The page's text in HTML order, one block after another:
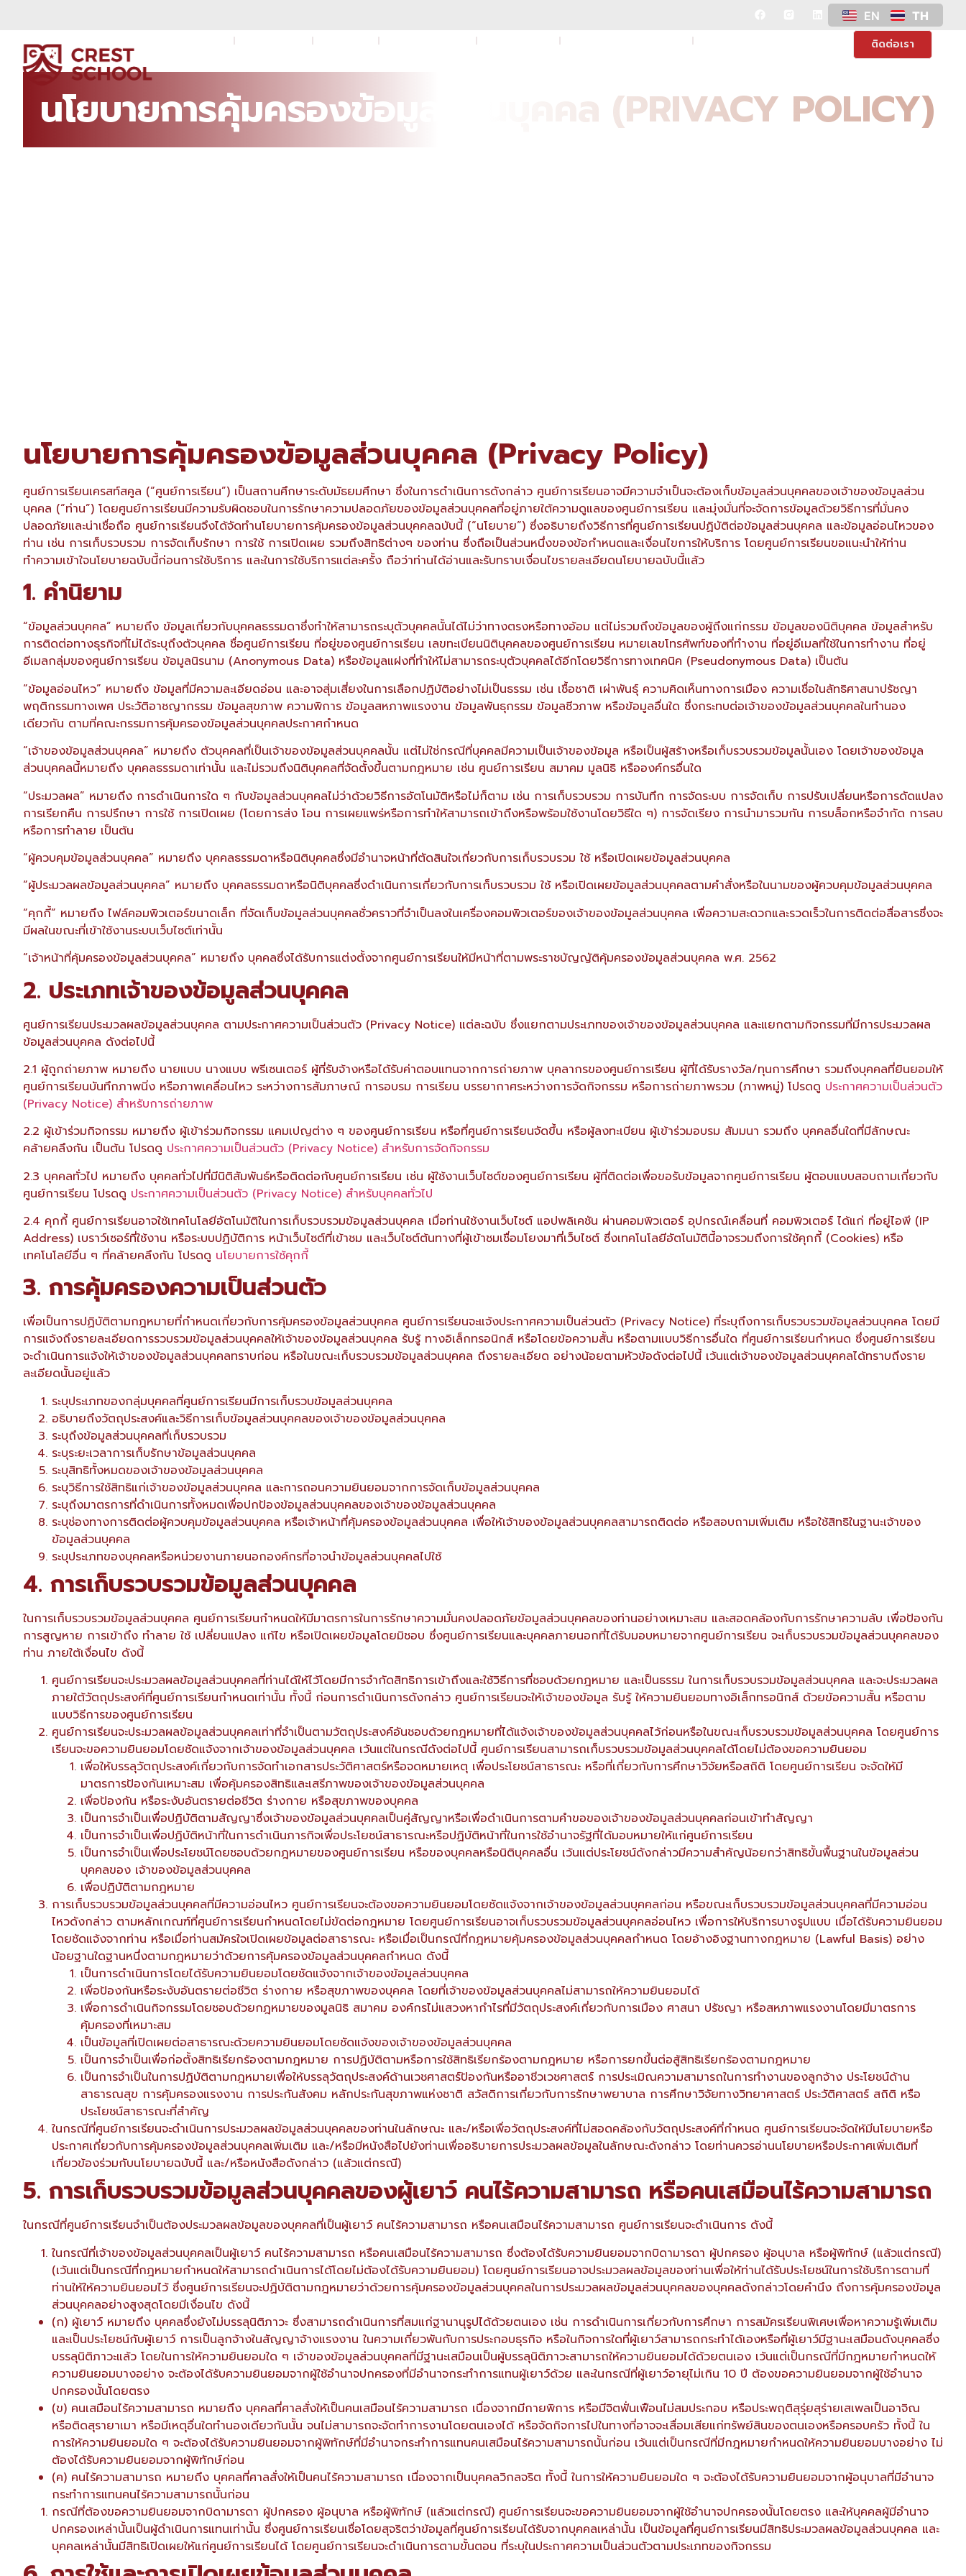
EN TH
ติดต่อเรา
นโยบายการคุ้มครองข้อมูลส่วนบุคคล (PRIVACY POLICY)
นโยบายการคุ้มครองข้อมูลส่วนบุคคล (Privacy Policy)
ศูนย์การเรียนเครสท์สคูล (“ศูนย์การเรียน”) เป็นสถานศึกษาระดับมัธยมศึกษา ซึ่งในการดำเนินการดังกล่าว ศูนย์การเรียนอาจมีความจำเป็นจะต้องเก็บข้อมูลส่วนบุคคลของเจ้าของข้อมูลส่วน
บุคคล (“ท่าน”) โดยศูนย์การเรียนมีความรับผิดชอบในการรักษาความปลอดภัยของข้อมูลส่วนบุคคลที่อยู่ภายใต้ความดูแลของศูนย์การเรียน และมุ่งมั่นที่จะจัดการข้อมูลด้วยวิธีการที่มั่นคง
ปลอดภัยและน่าเชื่อถือ ศูนย์การเรียนจึงได้จัดทำนโยบายการคุ้มครองข้อมูลส่วนบุคคลฉบับนี้ (“นโยบาย”) ซึ่งอธิบายถึงวิธีการที่ศูนย์การเรียนปฏิบัติต่อข้อมูลส่วนบุคคล และข้อมูลอ่อนไหวของ
ท่าน เช่น การเก็บรวบรวม การจัดเก็บรักษา การใช้ การเปิดเผย รวมถึงสิทธิต่างๆ ของท่าน ซึ่งถือเป็นส่วนหนึ่งของข้อกำหนดและเงื่อนไขการให้บริการ โดยศูนย์การเรียนขอแนะนำให้ท่าน
ทำความเข้าใจนโยบายฉบับนี้ก่อนการใช้บริการ และในการใช้บริการแต่ละครั้ง ถือว่าท่านได้อ่านและรับทราบเงื่อนไขรายละเอียดนโยบายฉบับนี้แล้ว
1. คำนิยาม
“ข้อมูลส่วนบุคคล” หมายถึง ข้อมูลเกี่ยวกับบุคคลธรรมดาซึ่งทำให้สามารถระบุตัวบุคคลนั้นได้ไม่ว่าทางตรงหรือทางอ้อม แต่ไม่รวมถึงข้อมูลของผู้ถึงแก่กรรม ข้อมูลของนิติบุคคล ข้อมูลสำหรับ
การติดต่อทางธุรกิจที่ไม่ได้ระบุถึงตัวบุคคล ชื่อศูนย์การเรียน ที่อยู่ของศูนย์การเรียน เลขทะเบียนนิติบุคคลของศูนย์การเรียน หมายเลขโทรศัพท์ของที่ทำงาน ที่อยู่อีเมลที่ใช้ในการทำงาน ที่อยู่
อีเมลกลุ่มของศูนย์การเรียน ข้อมูลนิรนาม (Anonymous Data) หรือข้อมูลแฝงที่ทำให้ไม่สามารถระบุตัวบุคคลได้อีกโดยวิธีการทางเทคนิค (Pseudonymous Data) เป็นต้น
“ข้อมูลอ่อนไหว” หมายถึง ข้อมูลที่มีความละเอียดอ่อน และอาจสุ่มเสี่ยงในการเลือกปฏิบัติอย่างไม่เป็นธรรม เช่น เชื้อชาติ เผ่าพันธุ์ ความคิดเห็นทางการเมือง ความเชื่อในลัทธิศาสนาปรัชญา
พฤติกรรมทางเพศ ประวัติอาชญากรรม ข้อมูลสุขภาพ ความพิการ ข้อมูลสหภาพแรงงาน ข้อมูลพันธุกรรม ข้อมูลชีวภาพ หรือข้อมูลอื่นใด ซึ่งกระทบต่อเจ้าของข้อมูลส่วนบุคคลในทำนอง
เดียวกัน ตามที่คณะกรรมการคุ้มครองข้อมูลส่วนบุคคลประกาศกำหนด
“เจ้าของข้อมูลส่วนบุคคล” หมายถึง ตัวบุคคลที่เป็นเจ้าของข้อมูลส่วนบุคคลนั้น แต่ไม่ใช่กรณีที่บุคคลมีความเป็นเจ้าของข้อมูล หรือเป็นผู้สร้างหรือเก็บรวบรวมข้อมูลนั้นเอง โดยเจ้าของข้อมูล
ส่วนบุคคลนี้หมายถึง บุคคลธรรมดาเท่านั้น และไม่รวมถึงนิติบุคคลที่จัดตั้งขึ้นตามกฎหมาย เช่น ศูนย์การเรียน สมาคม มูลนิธิ หรือองค์กรอื่นใด
“ประมวลผล” หมายถึง การดำเนินการใด ๆ กับข้อมูลส่วนบุคคลไม่ว่าด้วยวิธีการอัตโนมัติหรือไม่ก็ตาม เช่น การเก็บรวบรวม การบันทึก การจัดระบบ การจัดเก็บ การปรับเปลี่ยนหรือการดัดแปลง
การเรียกคืน การปรึกษา การใช้ การเปิดเผย (โดยการส่ง โอน การเผยแพร่หรือการทำให้สามารถเข้าถึงหรือพร้อมใช้งานโดยวิธีใด ๆ) การจัดเรียง การนำมารวมกัน การบล็อกหรือจำกัด การลบ
หรือการทำลาย เป็นต้น
“ผู้ควบคุมข้อมูลส่วนบุคคล” หมายถึง บุคคลธรรมดาหรือนิติบุคคลซึ่งมีอำนาจหน้าที่ตัดสินใจเกี่ยวกับการเก็บรวบรวม ใช้ หรือเปิดเผยข้อมูลส่วนบุคคล
“ผู้ประมวลผลข้อมูลส่วนบุคคล” หมายถึง บุคคลธรรมดาหรือนิติบุคคลซึ่งดำเนินการเกี่ยวกับการเก็บรวบรวม ใช้ หรือเปิดเผยข้อมูลส่วนบุคคลตามคำสั่งหรือในนามของผู้ควบคุมข้อมูลส่วนบุคคล
“คุกกี้” หมายถึง ไฟล์คอมพิวเตอร์ขนาดเล็ก ที่จัดเก็บข้อมูลส่วนบุคคลชั่วคราวที่จำเป็นลงในเครื่องคอมพิวเตอร์ของเจ้าของข้อมูลส่วนบุคคล เพื่อความสะดวกและรวดเร็วในการติดต่อสื่อสารซึ่งจะ
มีผลในขณะที่เข้าใช้งานระบบเว็บไซต์เท่านั้น
“เจ้าหน้าที่คุ้มครองข้อมูลส่วนบุคคล” หมายถึง บุคคลซึ่งได้รับการแต่งตั้งจากศูนย์การเรียนให้มีหน้าที่ตามพระราชบัญญัติคุ้มครองข้อมูลส่วนบุคคล พ.ศ. 2562
2. ประเภทเจ้าของข้อมูลส่วนบุคคล
ศูนย์การเรียนประมวลผลข้อมูลส่วนบุคคล ตามประกาศความเป็นส่วนตัว (Privacy Notice) แต่ละฉบับ ซึ่งแยกตามประเภทของเจ้าของข้อมูลส่วนบุคคล และแยกตามกิจกรรมที่มีการประมวลผล
ข้อมูลส่วนบุคคล ดังต่อไปนี้
2.1 ผู้ถูกถ่ายภาพ หมายถึง นายแบบ นางแบบ พรีเซนเตอร์ ผู้ที่รับจ้างหรือได้รับค่าตอบแทนจากการถ่ายภาพ บุคลากรของศูนย์การเรียน ผู้ที่ได้รับรางวัล/ทุนการศึกษา รวมถึงบุคคลที่ยินยอมให้
ศูนย์การเรียนบันทึกภาพนิ่ง หรือภาพเคลื่อนไหว ระหว่างการสัมภาษณ์ การอบรม การเรียน บรรยากาศระหว่างการจัดกิจกรรม หรือการถ่ายภาพรวม (ภาพหมู่) โปรดดู ประกาศความเป็นส่วนตัว
(Privacy Notice) สำหรับการถ่ายภาพ
2.2 ผู้เข้าร่วมกิจกรรม หมายถึง ผู้เข้าร่วมกิจกรรม แคมเปญต่าง ๆ ของศูนย์การเรียน หรือที่ศูนย์การเรียนจัดขึ้น หรือผู้ลงทะเบียน ผู้เข้าร่วมอบรม สัมมนา รวมถึง บุคคลอื่นใดที่มีลักษณะ
คล้ายคลึงกัน เป็นต้น โปรดดู ประกาศความเป็นส่วนตัว (Privacy Notice) สำหรับการจัดกิจกรรม
2.3 บุคคลทั่วไป หมายถึง บุคคลทั่วไปที่มีนิติสัมพันธ์หรือติดต่อกับศูนย์การเรียน เช่น ผู้ใช้งานเว็บไซต์ของศูนย์การเรียน ผู้ที่ติดต่อเพื่อขอรับข้อมูลจากศูนย์การเรียน ผู้ตอบแบบสอบถามเกี่ยวกับ
ศูนย์การเรียน โปรดดู ประกาศความเป็นส่วนตัว (Privacy Notice) สำหรับบุคคลทั่วไป
2.4 คุกกี้ ศูนย์การเรียนอาจใช้เทคโนโลยีอัตโนมัติในการเก็บรวบรวมข้อมูลส่วนบุคคล เมื่อท่านใช้งานเว็บไซต์ แอปพลิเคชัน ผ่านคอมพิวเตอร์ อุปกรณ์เคลื่อนที่ คอมพิวเตอร์ ได้แก่ ที่อยู่ไอพี (IP
Address) เบราว์เซอร์ที่ใช้งาน หรือระบบปฏิบัติการ หน้าเว็บไซต์ที่เข้าชม และเว็บไซต์ต้นทางที่ผู้เข้าชมเชื่อมโยงมาที่เว็บไซต์ ซึ่งเทคโนโลยีอัตโนมัตินี้อาจรวมถึงการใช้คุกกี้ (Cookies) หรือ
เทคโนโลยีอื่น ๆ ที่คล้ายคลึงกัน โปรดดู นโยบายการใช้คุกกี้
3. การคุ้มครองความเป็นส่วนตัว
เพื่อเป็นการปฏิบัติตามกฎหมายที่กำหนดเกี่ยวกับการคุ้มครองข้อมูลส่วนบุคคล ศูนย์การเรียนจะแจ้งประกาศความเป็นส่วนตัว (Privacy Notice) ที่ระบุถึงการเก็บรวบรวมข้อมูลส่วนบุคคล โดยมี
การแจ้งถึงรายละเอียดการรวบรวมข้อมูลส่วนบุคคลให้เจ้าของข้อมูลส่วนบุคคล รับรู้ ทางอิเล็กทรอนิกส์ หรือโดยข้อความสั้น หรือตามแบบวิธีการอื่นใด ที่ศูนย์การเรียนกำหนด ซึ่งศูนย์การเรียน
จะดำเนินการแจ้งให้เจ้าของข้อมูลส่วนบุคคลทราบก่อน หรือในขณะเก็บรวบรวมข้อมูลส่วนบุคคล ถึงรายละเอียด อย่างน้อยตามหัวข้อดังต่อไปนี้ เว้นแต่เจ้าของข้อมูลส่วนบุคคลได้ทราบถึงราย
ละเอียดนั้นอยู่แล้ว
ระบุประเภทของกลุ่มบุคคลที่ศูนย์การเรียนมีการเก็บรวบข้อมูลส่วนบุคคล
อธิบายถึงวัตถุประสงค์และวิธีการเก็บข้อมูลส่วนบุคคลของเจ้าของข้อมูลส่วนบุคคล
ระบุถึงข้อมูลส่วนบุคคลที่เก็บรวบรวม
ระบุระยะเวลาการเก็บรักษาข้อมูลส่วนบุคคล
ระบุสิทธิทั้งหมดของเจ้าของข้อมูลส่วนบุคคล
ระบุวิธีการใช้สิทธิแก่เจ้าของข้อมูลส่วนบุคคล และการถอนความยินยอมจากการจัดเก็บข้อมูลส่วนบุคคล
ระบุถึงมาตรการที่ดำเนินการทั้งหมดเพื่อปกป้องข้อมูลส่วนบุคคลของเจ้าของข้อมูลส่วนบุคคล
ระบุช่องทางการติดต่อผู้ควบคุมข้อมูลส่วนบุคคล หรือเจ้าหน้าที่คุ้มครองข้อมูลส่วนบุคคล เพื่อให้เจ้าของข้อมูลส่วนบุคคลสามารถติดต่อ หรือสอบถามเพิ่มเติม หรือใช้สิทธิในฐานะเจ้าของ
ข้อมูลส่วนบุคคล
ระบุประเภทของบุคคลหรือหน่วยงานภายนอกองค์กรที่อาจนำข้อมูลส่วนบุคคลไปใช้
4. การเก็บรวบรวมข้อมูลส่วนบุคคล
ในการเก็บรวบรวมข้อมูลส่วนบุคคล ศูนย์การเรียนกำหนดให้มีมาตรการในการรักษาความมั่นคงปลอดภัยข้อมูลส่วนบุคคลของท่านอย่างเหมาะสม และสอดคล้องกับการรักษาความลับ เพื่อป้องกัน
การสูญหาย การเข้าถึง ทำลาย ใช้ เปลี่ยนแปลง แก้ไข หรือเปิดเผยข้อมูลโดยมิชอบ ซึ่งศูนย์การเรียนและบุคคลภายนอกที่ได้รับมอบหมายจากศูนย์การเรียน จะเก็บรวบรวมข้อมูลส่วนบุคคลของ
ท่าน ภายใต้เงื่อนไข ดังนี้
ศูนย์การเรียนจะประมวลผลข้อมูลส่วนบุคคลที่ท่านได้ให้ไว้โดยมีการจำกัดสิทธิการเข้าถึงและใช้วิธีการที่ชอบด้วยกฎหมาย และเป็นธรรม ในการเก็บรวบรวมข้อมูลส่วนบุคคล และจะประมวลผล
ภายใต้วัตถุประสงค์ที่ศูนย์การเรียนกำหนดเท่านั้น ทั้งนี้ ก่อนการดำเนินการดังกล่าว ศูนย์การเรียนจะให้เจ้าของข้อมูล รับรู้ ให้ความยินยอมทางอิเล็กทรอนิกส์ ด้วยข้อความสั้น หรือตาม
แบบวิธีการของศูนย์การเรียน
ศูนย์การเรียนจะประมวลผลข้อมูลส่วนบุคคลเท่าที่จำเป็นตามวัตถุประสงค์อันชอบด้วยกฎหมายที่ได้แจ้งเจ้าของข้อมูลส่วนบุคคลไว้ก่อนหรือในขณะเก็บรวบรวมข้อมูลส่วนบุคคล โดยศูนย์การ
เรียนจะขอความยินยอมโดยชัดแจ้งจากเจ้าของข้อมูลส่วนบุคคล เว้นแต่ในกรณีดังต่อไปนี้ ศูนย์การเรียนสามารถเก็บรวบรวมข้อมูลส่วนบุคคลได้โดยไม่ต้องขอความยินยอม
เพื่อให้บรรลุวัตถุประสงค์เกี่ยวกับการจัดทำเอกสารประวัติศาสตร์หรือจดหมายเหตุ เพื่อประโยชน์สาธารณะ หรือที่เกี่ยวกับการศึกษาวิจัยหรือสถิติ โดยศูนย์การเรียน จะจัดให้มี
มาตรการป้องกันเหมาะสม เพื่อคุ้มครองสิทธิและเสรีภาพของเจ้าของข้อมูลส่วนบุคคล
เพื่อป้องกัน หรือระงับอันตรายต่อชีวิต ร่างกาย หรือสุขภาพของบุคคล
เป็นการจำเป็นเพื่อปฏิบัติตามสัญญาซึ่งเจ้าของข้อมูลส่วนบุคคลเป็นคู่สัญญาหรือเพื่อดำเนินการตามคำขอของเจ้าของข้อมูลส่วนบุคคลก่อนเข้าทำสัญญา
เป็นการจำเป็นเพื่อปฏิบัติหน้าที่ในการดำเนินภารกิจเพื่อประโยชน์สาธารณะหรือปฏิบัติหน้าที่ในการใช้อำนาจรัฐที่ได้มอบหมายให้แก่ศูนย์การเรียน
เป็นการจำเป็นเพื่อประโยชน์โดยชอบด้วยกฎหมายของศูนย์การเรียน หรือของบุคคลหรือนิติบุคคลอื่น เว้นแต่ประโยชน์ดังกล่าวมีความสำคัญน้อยกว่าสิทธิขั้นพื้นฐานในข้อมูลส่วน
บุคคลของ เจ้าของข้อมูลส่วนบุคคล
เพื่อปฏิบัติตามกฎหมาย
การเก็บรวบรวมข้อมูลส่วนบุคคลที่มีความอ่อนไหว ศูนย์การเรียนจะต้องขอความยินยอมโดยชัดแจ้งจากเจ้าของข้อมูลส่วนบุคคลก่อน หรือขณะเก็บรวบรวมข้อมูลส่วนบุคคลที่มีความอ่อน
ไหวดังกล่าว ตามหลักเกณฑ์ที่ศูนย์การเรียนกำหนดโดยไม่ขัดต่อกฎหมาย โดยศูนย์การเรียนอาจเก็บรวบรวมข้อมูลส่วนบุคคลอ่อนไหว เพื่อการให้บริการบางรูปแบบ เมื่อได้รับความยินยอม
โดยชัดแจ้งจากท่าน หรือเมื่อท่านสมัครใจเปิดเผยข้อมูลต่อสาธารณะ หรือเมื่อเป็นกรณีที่กฎหมายคุ้มครองข้อมูลส่วนบุคคลกำหนด โดยอ้างอิงฐานทางกฎหมาย (Lawful Basis) อย่าง
น้อยฐานใดฐานหนึ่งตามกฎหมายว่าด้วยการคุ้มครองข้อมูลส่วนบุคคลกำหนด ดังนี้
เป็นการดำเนินการโดยได้รับความยินยอมโดยชัดแจ้งจากเจ้าของข้อมูลส่วนบุคคล
เพื่อป้องกันหรือระงับอันตรายต่อชีวิต ร่างกาย หรือสุขภาพของบุคคล โดยที่เจ้าของข้อมูลส่วนบุคคลไม่สามารถให้ความยินยอมได้
เพื่อการดำเนินกิจกรรมโดยชอบด้วยกฎหมายของมูลนิธิ สมาคม องค์กรไม่แสวงหากําไรที่มีวัตถุประสงค์เกี่ยวกับการเมือง ศาสนา ปรัชญา หรือสหภาพแรงงานโดยมีมาตรการ
คุ้มครองที่เหมาะสม
เป็นข้อมูลที่เปิดเผยต่อสาธารณะด้วยความยินยอมโดยชัดแจ้งของเจ้าของข้อมูลส่วนบุคคล
เป็นการจําเป็นเพื่อก่อตั้งสิทธิเรียกร้องตามกฎหมาย การปฏิบัติตามหรือการใช้สิทธิเรียกร้องตามกฎหมาย หรือการยกขึ้นต่อสู้สิทธิเรียกร้องตามกฎหมาย
เป็นการจําเป็นในการปฏิบัติตามกฎหมายเพื่อให้บรรลุวัตถุประสงค์ด้านเวชศาสตร์ป้องกันหรืออาชีวเวชศาสตร์ การประเมิณความสามารถในการทำงานของลูกจ้าง ประโยชน์ด้าน
สาธารณสุข การคุ้มครองแรงงาน การประกันสังคม หลักประกันสุขภาพแห่งชาติ สวัสดิการเกี่ยวกับการรักษาพยาบาล การศึกษาวิจัยทางวิทยาศาสตร์ ประวัติศาสตร์ สถิติ หรือ
ประโยชน์สาธารณะที่สำคัญ
ในกรณีที่ศูนย์การเรียนจะดำเนินการประมวลผลข้อมูลส่วนบุคคลของท่านในลักษณะ และ/หรือเพื่อวัตถุประสงค์ที่ไม่สอดคล้องกับวัตถุประสงค์ที่กำหนด ศูนย์การเรียนจะจัดให้มีนโยบายหรือ
ประกาศเกี่ยวกับการคุ้มครองข้อมูลส่วนบุคคลเพิ่มเติม และ/หรือมีหนังสือไปยังท่านเพื่ออธิบายการประมวลผลข้อมูลในลักษณะดังกล่าว โดยท่านควรอ่านนโยบายหรือประกาศเพิ่มเติมที่
เกี่ยวข้องร่วมกับนโยบายฉบับนี้ และ/หรือหนังสือดังกล่าว (แล้วแต่กรณี)
5. การเก็บรวบรวมข้อมูลส่วนบุคคลของผู้เยาว์ คนไร้ความสามารถ หรือคนเสมือนไร้ความสามารถ
ในกรณีที่ศูนย์การเรียนจำเป็นต้องประมวลผลข้อมูลของบุคคลที่เป็นผู้เยาว์ คนไร้ความสามารถ หรือคนเสมือนไร้ความสามารถ ศูนย์การเรียนจะดำเนินการ ดังนี้
ในกรณีที่เจ้าของข้อมูลส่วนบุคคลเป็นผู้เยาว์ คนไร้ความสามารถ หรือคนเสมือนไร้ความสามารถ ซึ่งต้องได้รับความยินยอมจากบิดามารดา ผู้ปกครอง ผู้อนุบาล หรือผู้พิทักษ์ (แล้วแต่กรณี)
(เว้นแต่เป็นกรณีที่กฎหมายกำหนดให้สามารถดำเนินการได้โดยไม่ต้องได้รับความยินยอม) โดยศูนย์การเรียนอาจประมวลผลข้อมูลของท่านเพื่อให้ท่านได้รับประโยชน์ในการใช้บริการตามที่
ท่านให้ให้ความยินยอมไว้ ซึ่งศูนย์การเรียนจะปฏิบัติตามกฎหมายว่าด้วยการคุ้มครองข้อมูลส่วนบุคคลในการประมวลผลข้อมูลส่วนบุคคลของบุคคลดังกล่าวโดยคำนึง ถึงการคุ้มครองข้อมูล
ส่วนบุคคลอย่างสูงสุดโดยมีเงื่อนไข ดังนี้
(ก) ผู้เยาว์ หมายถึง บุคคลซึ่งยังไม่บรรลุนิติภาวะ ซึ่งสามารถดำเนินการที่สมแก่ฐานานุรูปได้ด้วยตนเอง เช่น การดำเนินการเกี่ยวกับการศึกษา การสมัครเรียนพิเศษเพื่อหาความรู้เพิ่มเติม
และเป็นประโยชน์กับผู้เยาว์ การเป็นลูกจ้างในสัญญาจ้างแรงงาน ในความเกี่ยวพันกับการประกอบธุรกิจ หรือในกิจการใดที่ผู้เยาว์สามารถกระทำได้เองหรือที่ผู้เยาว์มีฐานะเสมือนดังบุคคลซึ่ง
บรรลุนิติภาวะแล้ว โดยในการให้ความยินยอมใด ๆ เจ้าของข้อมูลส่วนบุคคลที่มีฐานะเสมือนเป็นผู้บรรลุนิติภาวะสามารถให้ความยินยอมได้ด้วยตนเอง เว้นแต่เป็นกรณีที่มีกฎหมายกำหนดให้
ความยินยอมบางอย่าง จะต้องได้รับความยินยอมจากผู้ใช้อำนาจปกครองที่มีอำนาจกระทำการแทนผู้เยาว์ด้วย และในกรณีที่ผู้เยาว์อายุไม่เกิน 10 ปี ต้องขอความยินยอมจากผู้ใช้อำนาจ
ปกครองนั้นโดยตรง
(ข) คนเสมือนไร้ความสามารถ หมายถึง บุคคลที่ศาลสั่งให้เป็นคนเสมือนไร้ความสามารถ เนื่องจากมีกายพิการ หรือมีจิตฟั่นเฟือนไม่สมประกอบ หรือประพฤติสุรุ่ยสุร่ายเสเพลเป็นอาจิณ
หรือติดสุรายาเมา หรือมีเหตุอื่นใดทำนองเดียวกันนั้น จนไม่สามารถจะจัดทำการงานโดยตนเองได้ หรือจัดกิจการไปในทางที่อาจจะเสื่อมเสียแก่ทรัพย์สินของตนเองหรือครอบครัว ทั้งนี้ ใน
การให้ความยินยอมใด ๆ จะต้องได้รับความยินยอมจากผู้พิทักษ์ที่มีอำนาจกระทำการแทนคนเสมือนไร้ความสามารถนั้นก่อน เว้นแต่เป็นกรณีที่มีกฎหมายกำหนดให้ความยินยอมบางอย่าง ไม่
ต้องได้รับความยินยอมจากผู้พิทักษ์ก่อน
(ค) คนไร้ความสามารถ หมายถึง บุคคลที่ศาลสั่งให้เป็นคนไร้ความสามารถ เนื่องจากเป็นบุคคลวิกลจริต ทั้งนี้ ในการให้ความยินยอมใด ๆ จะต้องได้รับความยินยอมจากผู้อนุบาลที่มีอำนาจ
กระทำการแทนคนไร้ความสามารถนั้นก่อน
กรณีที่ต้องขอความยินยอมจากบิดามารดา ผู้ปกครอง ผู้อนุบาล หรือผู้พิทักษ์ (แล้วแต่กรณี) ศูนย์การเรียนจะขอความยินยอมจากผู้ใช้อำนาจปกครองนั้นโดยตรง และให้บุคคลผู้มีอำนาจ
ปกครองเหล่านั้นเป็นผู้ดำเนินการแทนเท่านั้น ซึ่งศูนย์การเรียนเชื่อโดยสุจริตว่าข้อมูลที่ศูนย์การเรียนได้รับจากบุคคลเหล่านั้น เป็นข้อมูลที่ศูนย์การเรียนมีสิทธิประมวลผลข้อมูลส่วนบุคคล และ
บุคคลเหล่านั้นมีสิทธิเปิดเผยให้แก่ศูนย์การเรียนได้ โดยศูนย์การเรียนจะดำเนินการตามขั้นตอน ที่ระบุในประกาศความเป็นส่วนตัวตามประเภทของกิจกรรม